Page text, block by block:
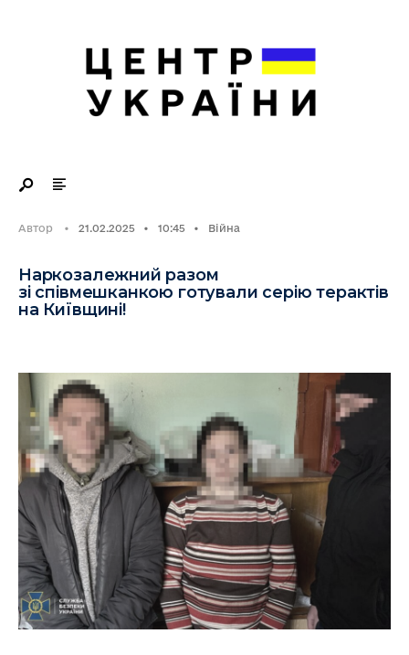
Автор • 21.02.2025 • 10:45 • Війна
Наркозалежний разом
зі співмешканкою готували серію терактів
на Київщині!